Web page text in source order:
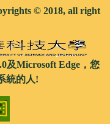
© 2018, all right
及Microsoft Edge，您
統的人!